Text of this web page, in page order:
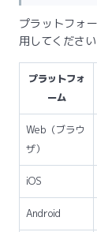
プラットフォ
用してください
プラットフォ
ーム
Web（ブラウ
ザ）
iOS
Android